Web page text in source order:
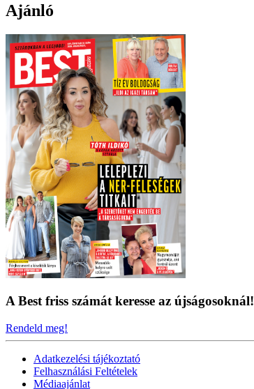
Ajánló
A Best friss számát keresse az újságosoknál!
Rendeld meg!
Adatkezelési tájékoztató
Felhasználási Feltételek
Médiaajánlat